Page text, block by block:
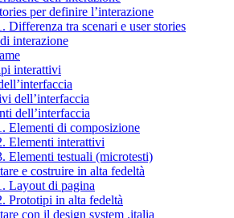
per definire l’interazione
Differenza tra scenari e user stories
interazione
interattivi
dell’interfaccia
dell’interfaccia
Elementi di composizione
Elementi interattivi
Elementi testuali (microtesti)
e costruire in alta fedeltà
Layout di pagina
Prototipi in alta fedeltà
con il design system .italia